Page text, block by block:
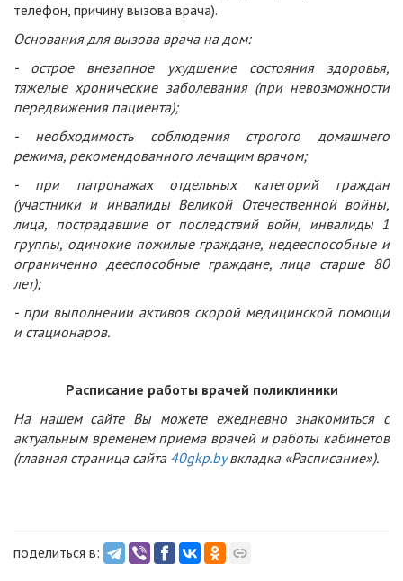
телефон, причину вызова врача).
Основания для вызова врача на дом:
- острое внезапное ухудшение состояния здоровья,
тяжелые хронические заболевания (при невозможности
передвижения пациента);
- необходимость соблюдения строгого домашнего
режима, рекомендованного лечащим врачом;
- при патронажах отдельных категорий граждан
(участники и инвалиды Великой Отечественной войны,
лица, пострадавшие от последствий войн, инвалиды 1
группы, одинокие пожилые граждане, недееспособные и
ограниченно дееспособные граждане, лица старше 80
лет);
- при выполнении активов скорой медицинской помощи
и стационаров.
Расписание работы врачей поликлиники
На нашем сайте Вы можете ежедневно знакомиться с
актуальным временем приема врачей и работы кабинетов
(главная страница сайта 40gkp.byвкладка «Расписание»).
поделиться в: